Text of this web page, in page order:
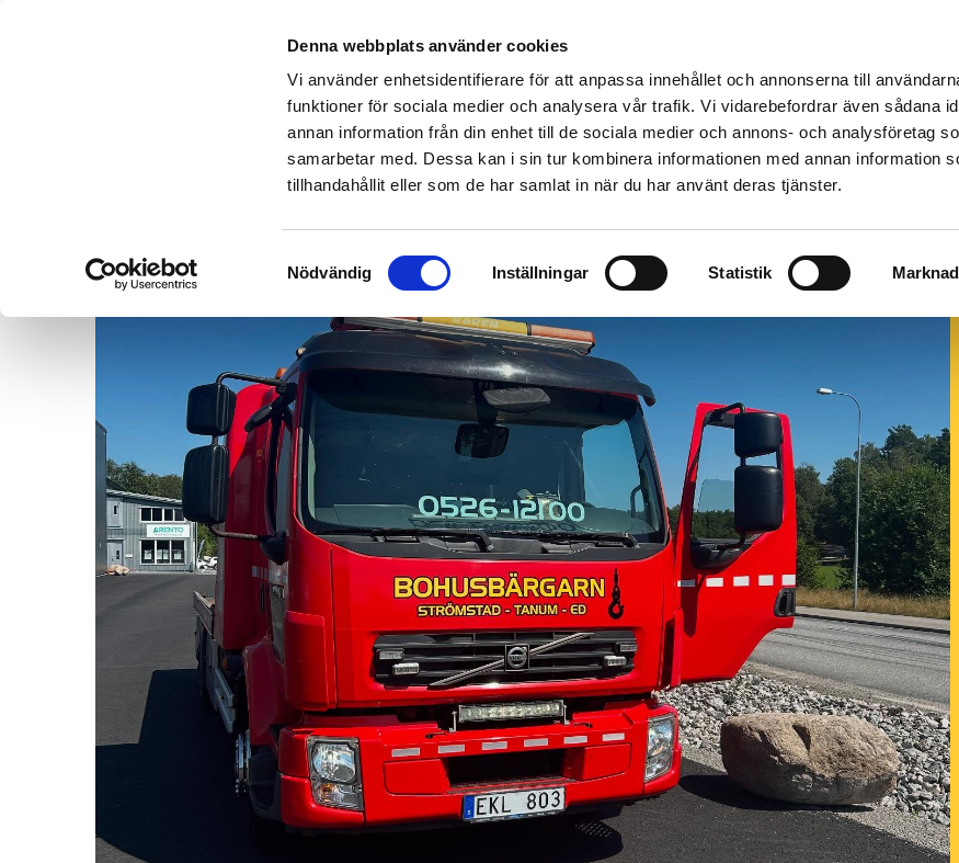
Denna webbplats använder cookies
Vi använder enhetsidentifierare för att anpassa innehållet och annonserna till
funktioner för sociala medier och analysera vår trafik. Vi vidarebefordrar även sådana
annan information från din enhet till de sociala medier och annons- och analysföretag
samarbetar med. Dessa kan i sin tur kombinera informationen med annan information
tillhandahållit eller som de har samlat in när du har använt deras tjänster.
Nödvändig Inställningar Statistik